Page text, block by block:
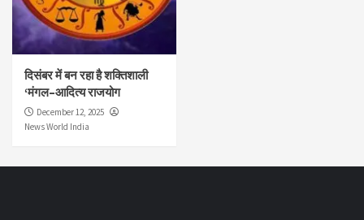
दिसंबर में बन रहा है शक्तिशाली
‘मंगल–आदित्य राजयोग
December 12, 2025
News World India